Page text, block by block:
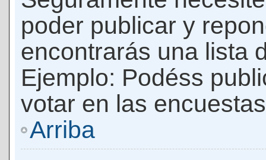
poder publicar y
encontrarás una lista
Ejemplo: Podéss
votar en las
Arriba